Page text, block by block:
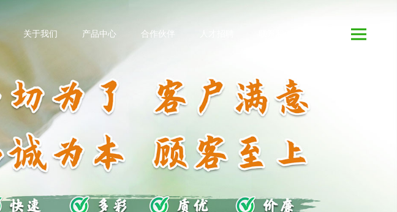
关于我们 产品中心 合作伙伴